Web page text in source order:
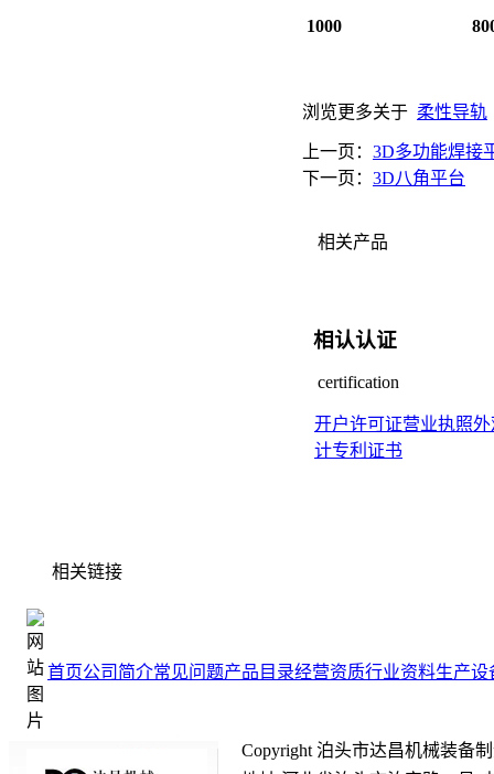
1000
浏览更多关于 柔性导轨
上一页： 3D多功能焊接
下一页： 3D八角平台
相关产品
相认认证
certification
开户许可证营业执照外
计专利证书
相关链接
首页公司简介常见问题产品目录经营资质行业资料生产设
Copyright 泊头市达昌机械装备